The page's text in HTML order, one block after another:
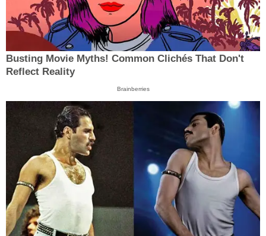
Busting Movie Myths! Common Clichés That Don't
Reflect Reality
Brainberries